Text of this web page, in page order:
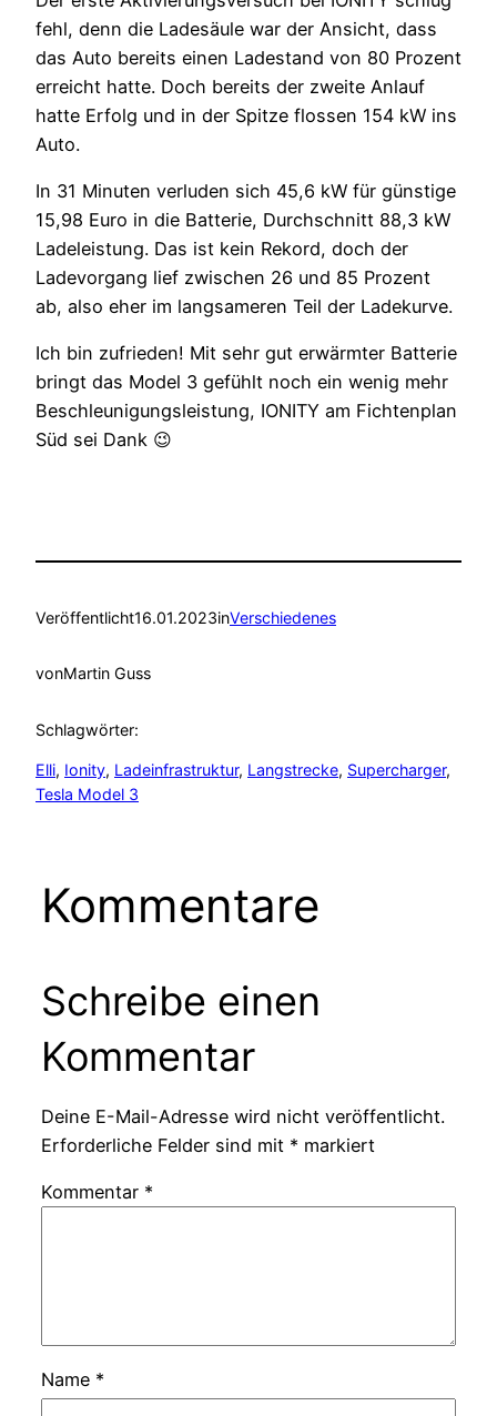
fehl, denn die Ladesäule war der Ansicht, dass
das Auto bereits einen Ladestand von 80 Prozent
erreicht hatte. Doch bereits der zweite Anlauf
hatte Erfolg und in der Spitze flossen 154 kW ins
Auto.
In 31 Minuten verluden sich 45,6 kW für günstige
15,98 Euro in die Batterie, Durchschnitt 88,3 kW
Ladeleistung. Das ist kein Rekord, doch der
Ladevorgang lief zwischen 26 und 85 Prozent
ab, also eher im langsameren Teil der Ladekurve.
Ich bin zufrieden! Mit sehr gut erwärmter Batterie
bringt das Model 3 gefühlt noch ein wenig mehr
Beschleunigungsleistung, IONITY am Fichtenplan
Süd sei Dank 😉
Veröffentlicht16.01.2023inVerschiedenes
vonMartin Guss
Schlagwörter:
Elli, Ionity, Ladeinfrastruktur, Langstrecke, Supercharger
Tesla Model 3
Kommentare
Schreibe einen
Kommentar
Deine E-Mail-Adresse wird nicht veröffentlicht.
Erforderliche Felder sind mit * markiert
Kommentar *
Name *